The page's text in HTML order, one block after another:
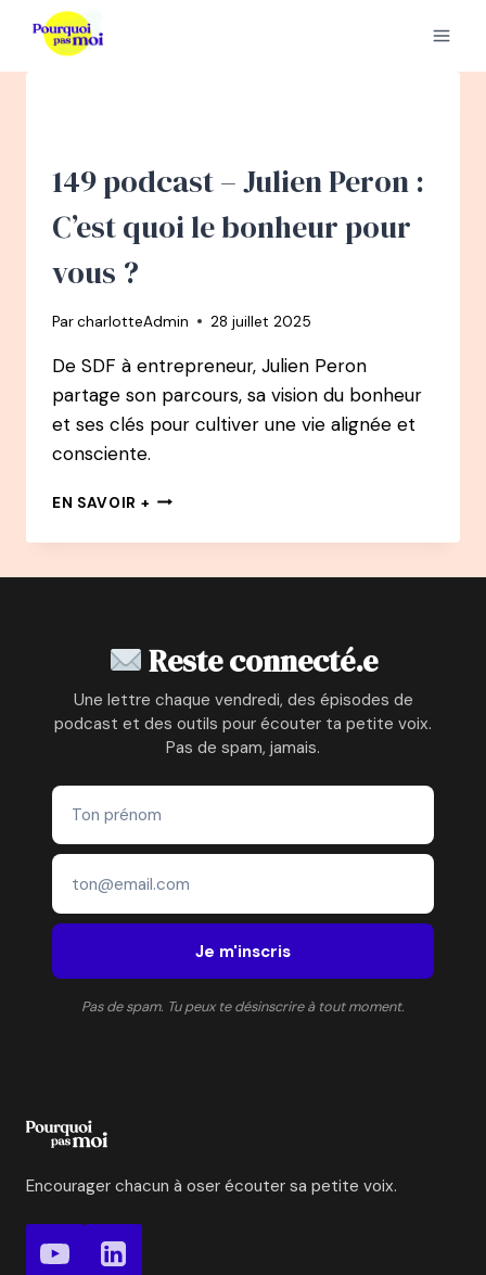
contenu
149 podcast – Julien Peron :
C’est quoi le bonheur pour
vous ?
ParcharlotteAdmin 28 juillet 2025
De SDF à entrepreneur, Julien Peron
partage son parcours, sa vision du bonheur
et ses clés pour cultiver une vie alignée et
consciente.
EN SAVOIR + 149
–
QUOI
BONHEUR
POUR
VOUS
Reste connecté.e
Une lettre chaque vendredi, des épisodes de
podcast et des outils pour écouter ta petite voix.
Pas de spam, jamais.
Je m'inscris
Pas de spam. Tu peux te désinscrire à tout moment.
Encourager chacun à oser écouter sa petite voix.